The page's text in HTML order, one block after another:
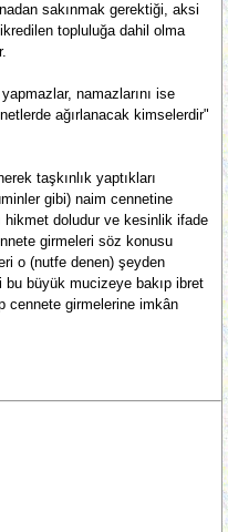
sakınmak gerektiği, aksi
topluluğa dahil olma
namazlarını ise
ağırlanacak kimselerdir"
taşkınlık yaptıkları
gibi) naim cennetine
hikmet doludur ve kesinlik ifade
girmeleri söz konusu
o (nutfe denen) şeyden
bu büyük mucizeye bakıp ibret
cennete girmelerine imkân